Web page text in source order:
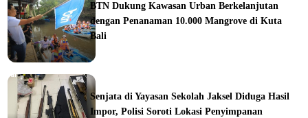
BTN Dukung Kawasan Urban Berkelanjutan
dengan Penanaman 10.000 Mangrove di Kuta
Bali
Senjata di Yayasan Sekolah Jaksel Diduga Hasil
Impor, Polisi Soroti Lokasi Penyimpanan